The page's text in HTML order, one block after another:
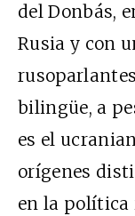
del Donbás,
Rusia y con
bilingüe, a
es el
orígenes
en la